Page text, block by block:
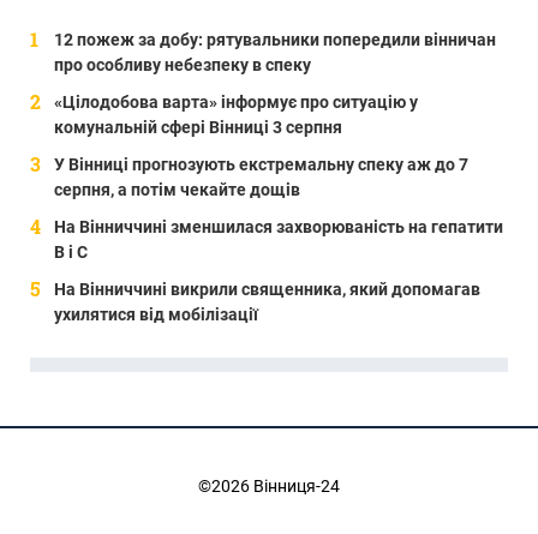
12 пожеж за добу: рятувальники попередили вінничан
про особливу небезпеку в спеку
«Цілодобова варта» інформує про ситуацію у
комунальній сфері Вінниці 3 серпня
У Вінниці прогнозують екстремальну спеку аж до 7
серпня, а потім чекайте дощів
На Вінниччині зменшилася захворюваність на гепатити
В і С
На Вінниччині викрили священника, який допомагав
ухилятися від мобілізації
©2026 Вінниця-24